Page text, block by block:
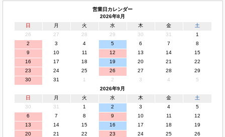
営業日カレンダー
2026年8月
日
月 火 水 木 金
土
26
27 28 29 30 31
1
2
3 4 5 6 7
8
9
10 11 12 13 14
15
16
17 18 19 20 21
22
23
24 25 26 27 28
29
30
31 1 2 3 4
5
2026年9月
日
月 火 水 木 金
土
30
31 1 2 3 4
5
6
7 8 9 10 11
12
13
14 15 16 17 18
19
20
21 22 23 24 25
26